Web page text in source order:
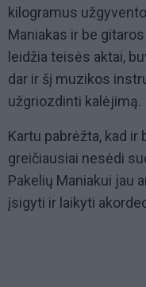
kilogramus
Maniakas ir be
leidžia teisės aktai,
dar ir šį muzikos
užgriozdinti kalėjimą.
Kartu pabrėžta, kad
greičiausiai nesėdi
Pakelių Maniakui jau
įsigyti ir laikyti